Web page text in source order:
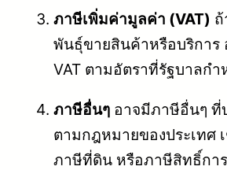
ภาษีเพิ่มค่ามูลค่า (VAT)
พันธุ์ขายสินค้าหรือบริการ
VAT ตามอัตราที่รัฐบาลกำ
ภาษีอื่นๆ อาจมีภาษีอื่นๆ ที่
ตามกฎหมายของประเทศ
ภาษีที่ดิน หรือภาษีสิทธิ์กา